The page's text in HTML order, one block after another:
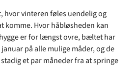
hvor vinteren føles uendelig og
komme. Hvor håbløsheden kan
er for længst ovre, bæltet har
på alle mulige måder, og de
et par måneder fra at springe